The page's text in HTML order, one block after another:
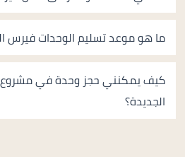
ما هو موعد تسليم الوحدات فيرس
كيف يمكنني حجز وحدة في مشروع
الجديدة؟